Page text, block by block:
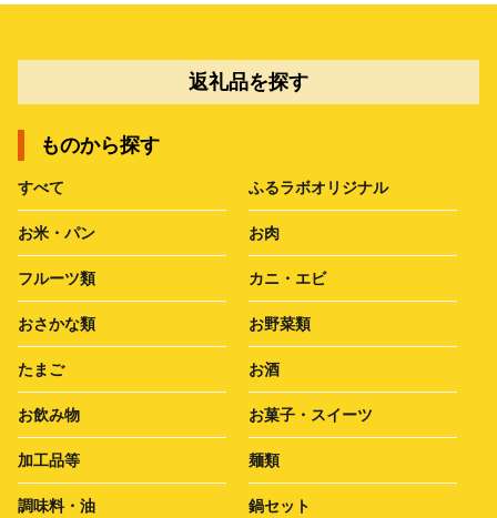
返礼品を探す
ものから探す
すべて ふるラボオリジナル
お米・パン お肉
フルーツ類 カニ・エビ
おさかな類 お野菜類
たまご お酒
お飲み物 お菓子・スイーツ
加工品等 麺類
調味料・油 鍋セット